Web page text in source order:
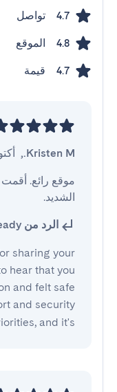
4.7 تواصل
4.8 الموقع
4.7 قيمة
Kristen M.
,
الشديد.
الرد من GuestReady
sharing your
hear that you
and felt safe
and security
and it's